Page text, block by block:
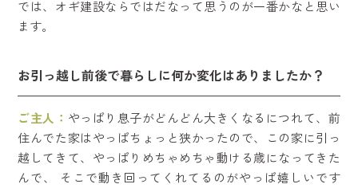
では、オギ建設ならではだなって思うのが一番かなと思い
ます。
お引っ越し前後で暮らしに何か変化はありましたか？
ご主人： やっぱり息子がどんどん大きくなるにつれて、前
住んでた家はやっぱちょっと狭かったので、この家に引っ
越してきて、やっぱりめちゃめちゃ動ける歳になってきた
んで、 そこで動き回ってくれてるのがやっぱ嬉しいです